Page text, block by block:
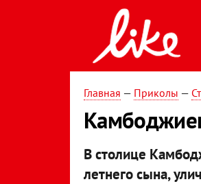
Главная — Приколы —
В столице
летнего сына,